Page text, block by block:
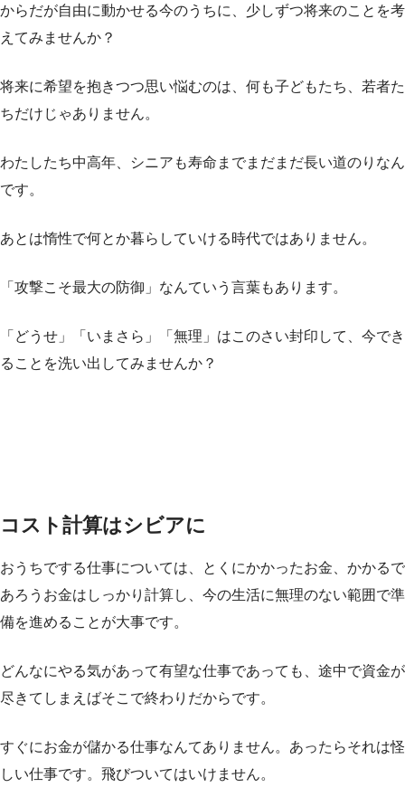
からだが自由に動かせる今のうちに、少しずつ将来のことを考
えてみませんか？
将来に希望を抱きつつ思い悩むのは、何も子どもたち、若者た
ちだけじゃありません。
わたしたち中高年、シニアも寿命までまだまだ長い道のりなん
です。
あとは惰性で何とか暮らしていける時代ではありません。
「攻撃こそ最大の防御」なんていう言葉もあります。
「どうせ」「いまさら」「無理」はこのさい封印して、今でき
ることを洗い出してみませんか？
コスト計算はシビアに
おうちでする仕事については、とくにかかったお金、かかるで
あろうお金はしっかり計算し、今の生活に無理のない範囲で準
備を進めることが大事です。
どんなにやる気があって有望な仕事であっても、途中で資金が
尽きてしまえばそこで終わりだからです。
すぐにお金が儲かる仕事なんてありません。あったらそれは怪
しい仕事です。飛びついてはいけません。